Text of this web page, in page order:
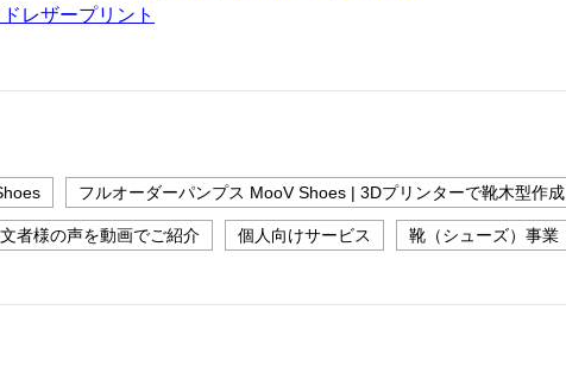
レザープリント
フルオーダーパンプス MooV Shoes | 3Dプリンターで靴木型作成
者様の声を動画でご紹介 個人向けサービス 靴（シューズ）事業